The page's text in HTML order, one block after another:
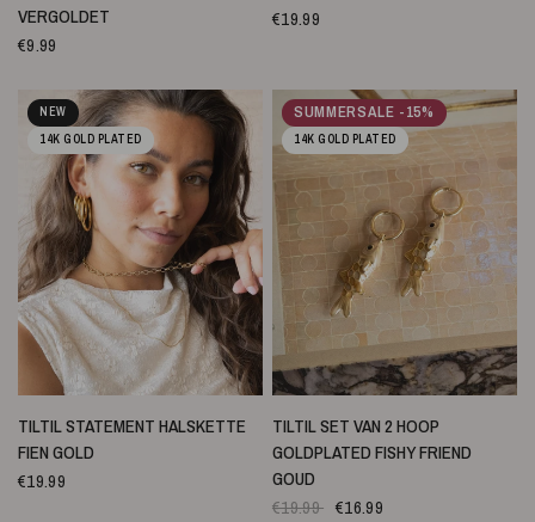
VERGOLDET
€9.99
€19.99
NEW
14K GOLD PLATED
SCHNELLANSICHT
TILTIL STATEMENT HALSKETTE
FIEN GOLD
€19.99
SUMMERSALE -15%
14K GOLD PLATED
SCHNELLANSICHT
TILTIL SET VAN 2 HOOP
GOLDPLATED FISHY FRIEND
GOUD
€19.99 €16.99